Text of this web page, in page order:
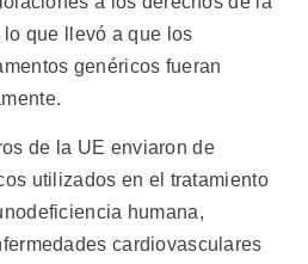
que llevó a que los
genéricos fueran
de la UE enviaron de
utilizados en el tratamiento
humana,
cardiovasculares